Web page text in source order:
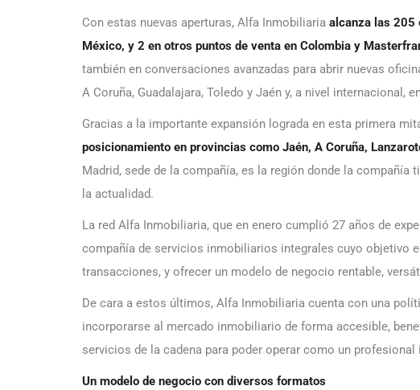
Con estas nuevas aperturas, Alfa Inmobiliaria alcanza las 205
México, y 2 en otros puntos de venta en Colombia y
también en conversaciones avanzadas para abrir nuevas
A Coruña, Guadalajara, Toledo y Jaén y, a nivel internacional,
Gracias a la importante expansión lograda en esta primera
posicionamiento en provincias como Jaén, A Coruña,
Madrid, sede de la compañía, es la región donde la compañía
la actualidad.
La red Alfa Inmobiliaria, que en enero cumplió 27 años de
compañía de servicios inmobiliarios integrales cuyo objetivo
transacciones, y ofrecer un modelo de negocio rentable,
De cara a estos últimos, Alfa Inmobiliaria cuenta con una
incorporarse al mercado inmobiliario de forma accesible,
servicios de la cadena para poder operar como un
Un modelo de negocio con diversos formatos